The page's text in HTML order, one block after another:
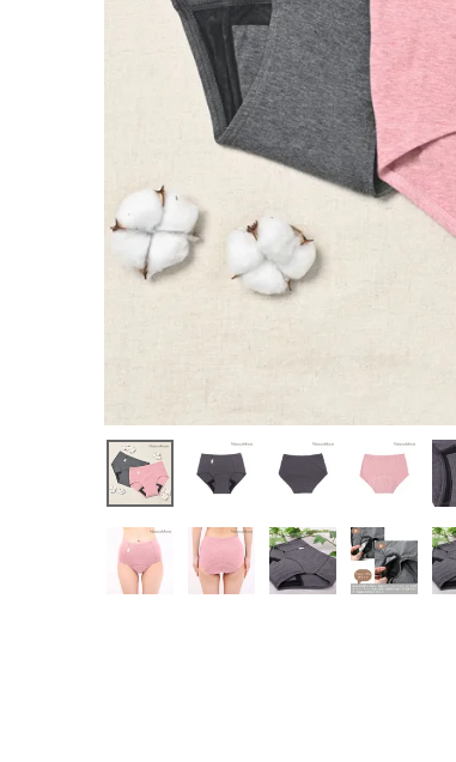
カテゴリーから探す
美容・コスメ・香水
インナー・下着・ナイトウェア
キッズ・ベビー・マタニティ